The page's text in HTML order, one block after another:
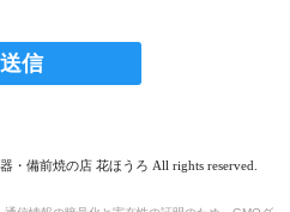
・備前焼の店 花ほうろ All rights reserved.